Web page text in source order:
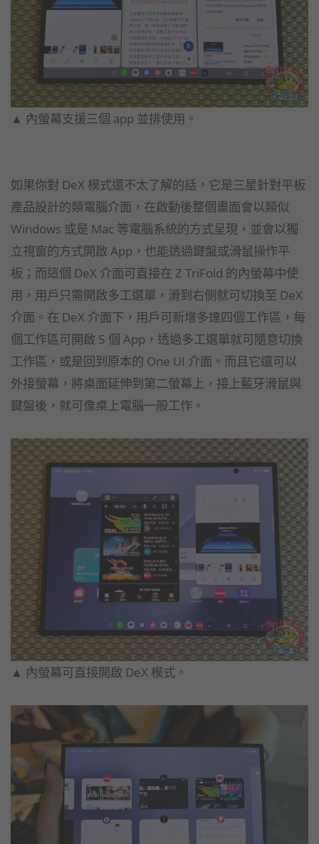
▲ 內螢幕支援三個 app 並排使用。
如果你對 DeX 模式還不太了解的話，它是三星針對平板
產品設計的類電腦介面，在啟動後整個畫面會以類似
Windows 或是 Mac 等電腦系統的方式呈現，並會以獨
立視窗的方式開啟 App，也能透過鍵盤或滑鼠操作平
板；而這個 DeX 介面可直接在 Z TriFold 的內螢幕中使
用，用戶只需開啟多工選單，滑到右側就可切換至 DeX
介面。在 DeX 介面下，用戶可新增多達四個工作區，每
個工作區可開啟 5 個 App，透過多工選單就可隨意切換
工作區，或是回到原本的 One UI 介面。而且它還可以
外接螢幕，將桌面延伸到第二螢幕上，接上藍牙滑鼠與
鍵盤後，就可像桌上電腦一般工作。
▲ 內螢幕可直接開啟 DeX 模式。